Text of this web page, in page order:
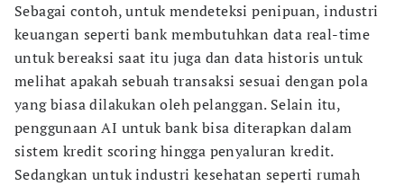
Sebagai contoh, untuk mendeteksi penipuan, industri
keuangan seperti bank membutuhkan data real-time
untuk bereaksi saat itu juga dan data historis untuk
melihat apakah sebuah transaksi sesuai dengan pola
yang biasa dilakukan oleh pelanggan. Selain itu,
penggunaan AI untuk bank bisa diterapkan dalam
sistem kredit scoring hingga penyaluran kredit.
Sedangkan untuk industri kesehatan seperti rumah